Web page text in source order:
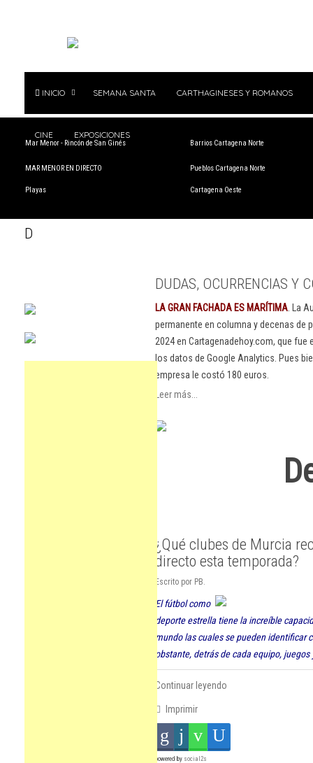
INICIO SEMANA SANTA CARTHAGINESES Y ROMANOS
CINE EXPOSICIONES
Mar Menor - Rincón de San Ginés
MAR MENOR EN DIRECTO
Playas
Barrios Cartagena Norte
Pueblos Cartagena Norte
Cartagena Oeste
D
DUDAS, OCURRENCIAS Y
LA GRAN FACHADA ES MARÍTIMA . La
permanente en columna y decenas
2024 en Cartagenadehoy.com, que
los datos de Google Analytics. Pues
empresa le costó 180 euros.
Leer más...
¿Qué clubes de Murcia
directo esta temporada?
Escrito por PB.
El fútbol como
deporte estrella tiene la increíble
mundo las cuales se pueden identificar
obstante, detrás de cada equipo,
Continuar leyendo
Imprimir
powered by social2s